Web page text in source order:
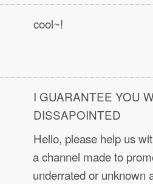
cool~!
I GUARANTEE YOU
DISSAPOINTED
Hello, please help us
a channel made to
underrated or unknown